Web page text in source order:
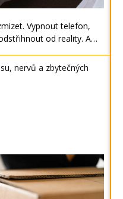
Vypnout telefon,
od reality. A…
nervů a zbytečných